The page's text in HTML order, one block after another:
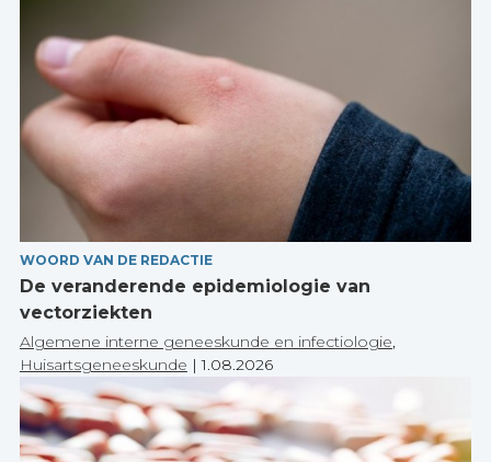
WOORD VAN DE REDACTIE
De veranderende epidemiologie van
vectorziekten
Algemene interne geneeskunde en infectiologie,
Huisartsgeneeskunde |1.08.2026